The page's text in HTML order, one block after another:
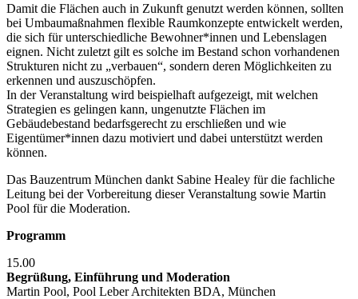
Damit die Flächen auch in Zukunft genutzt werden können, sollten
bei Umbaumaßnahmen flexible Raumkonzepte entwickelt werden,
die sich für unterschiedliche Bewohner*innen und Lebenslagen
eignen. Nicht zuletzt gilt es solche im Bestand schon vorhandenen
Strukturen nicht zu „verbauen“, sondern deren Möglichkeiten zu
erkennen und auszuschöpfen.
In der Veranstaltung wird beispielhaft aufgezeigt, mit welchen
Strategien es gelingen kann, ungenutzte Flächen im
Gebäudebestand bedarfsgerecht zu erschließen und wie
Eigentümer*innen dazu motiviert und dabei unterstützt werden
können.
Das Bauzentrum München dankt Sabine Healey für die fachliche
Leitung bei der Vorbereitung dieser Veranstaltung sowie Martin
Pool für die Moderation.
Programm
15.00
Begrüßung, Einführung und Moderation
Martin Pool, Pool Leber Architekten BDA, München